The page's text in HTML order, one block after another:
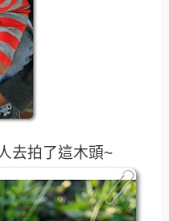
去拍了這木頭~